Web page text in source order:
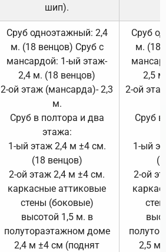
шип).
Сруб одноэтажный: 2,4
м. (18 венцов) Сруб с
мансардой: 1-ый этаж-
2,4 м. (18 венцов)
2-ой этаж (мансарда)- 2,3
м.
Сруб в полтора и два
этажа:
1-ый этаж 2,4 м ±4 см.
(18 венцов)
2-ой этаж 2,4 м ±4 см.
каркасные аттиковые
стены (боковые)
высотой 1,5 м. в
полутораэтажном доме
2,4 м ±4 см (поднят
Сруб
м. (18
2,5
2-ой
Сруб
1-ый
2-ой
2,5 м